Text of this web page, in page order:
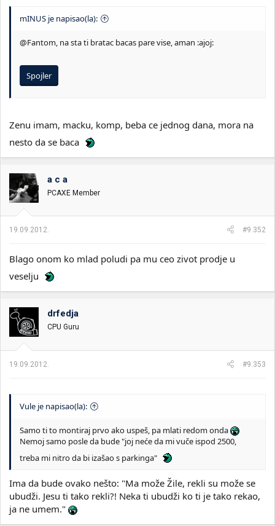
a
mINUS je napisao(la):
@Fantom, na sta ti bratac bacas pare vise, aman :ajoj:
Spojler
Zenu imam, macku, komp, beba ce jednog dana, mora na
nesto da se baca
a c a
PCAXE Member
19.09.2012. #9.352
Blago onom ko mlad poludi pa mu ceo zivot prodje u
veselju
drfedja
CPU Guru
19.09.2012. #9.353
Vule je napisao(la):
Samo ti to montiraj prvo ako uspeš, pa mlati redom onda
Nemoj samo posle da bude "joj neće da mi vuče ispod 2500,
treba mi nitro da bi izašao s parkinga"
Ima da bude ovako nešto: "Ma može Žile, rekli su može se
ubudži. Jesu ti tako rekli?! Neka ti ubudži ko ti je tako rekao,
ja ne umem."